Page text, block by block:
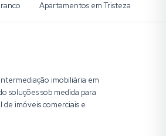
Apartamentos em Tristeza
imobiliária em
soluções sob medida para
imóveis comerciais e